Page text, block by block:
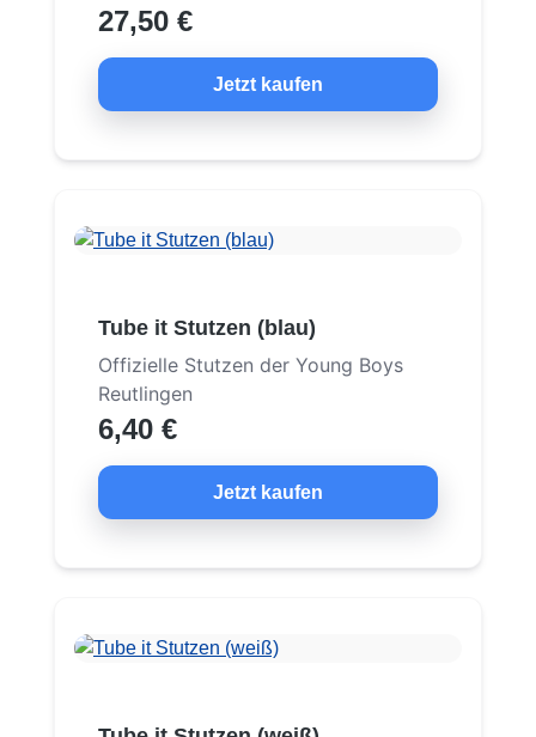
27,50 €
Jetzt kaufen
Tube it Stutzen (blau)
Offizielle Stutzen der Young Boys
Reutlingen
6,40 €
Jetzt kaufen